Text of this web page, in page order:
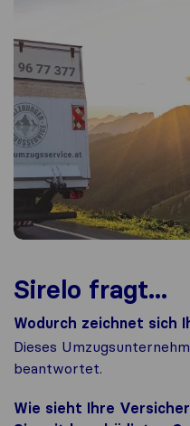
Sirelo fragt...
Wodurch zeichnet sich
Dieses
beantwortet.
Wie sieht Ihre